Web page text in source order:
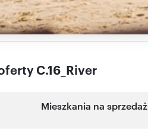
C.16_River
Mieszkania na sprzedaż